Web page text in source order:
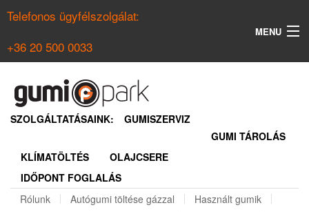
Telefonos ügyfélszolgálat:
+36 20 500 0033
MENU
NYÁRI GUMI KERESŐ
REGISZTRÁCIÓ
SZOLGÁLTATÁSAINK:
GUMISZERVIZ
GUMI TÁROLÁS
KLÍMATÖLTÉS
OLAJCSERE
IDŐPONT FOGLALÁS
Rólunk
Autógumi töltése gázzal
Használt gumik